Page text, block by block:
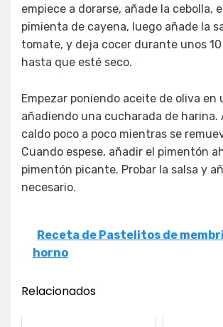
empiece a dorarse, añade la cebolla,
pimienta de cayena, luego añade la
tomate, y deja cocer durante unos
hasta que esté seco.
Empezar poniendo aceite de oliva en
añadiendo una cucharada de harina.
caldo poco a poco mientras se
Cuando espese, añadir el pimentón
pimentón picante. Probar la salsa y
necesario.
Receta de Pastelitos de
horno
Relacionados